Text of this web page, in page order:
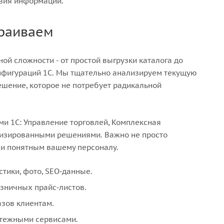
сложности - от простой выгрузки каталога до
1С. Мы тщательно анализируем текущую
которое не потребует радикальной
1С: Управление торговлей, Комплексная
решениями. Важно не просто
понятным вашему персоналу.
фото, SEO‑данные.
прайс‑листов.
клиентам.
сервисами.